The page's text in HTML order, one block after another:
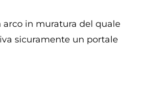
arco in muratura del quale
sicuramente un portale